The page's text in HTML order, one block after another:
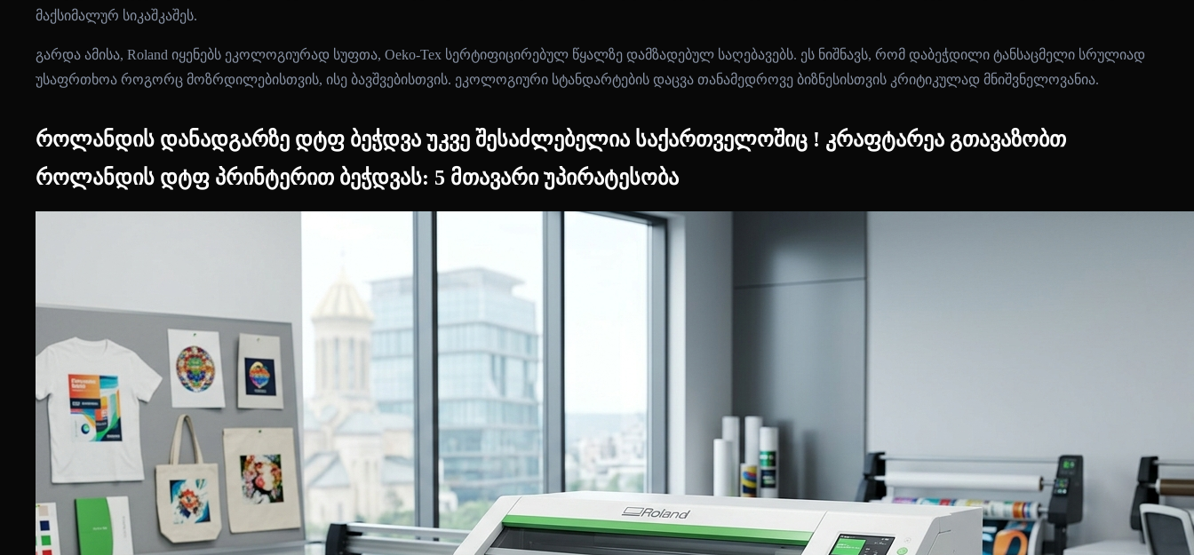
მაქსიმალურ სიკაშკაშეს.
გარდა ამისა, Roland იყენებს ეკოლოგიურად სუფთა, Oeko-Tex სერტიფიცირებულ წყალზე დამზადებულ საღებავებს. ეს ნიშნავს, რომ დაბეჭდილი ტანსაცმელი სრულიად
უსაფრთხოა როგორც მოზრდილებისთვის, ისე ბავშვებისთვის. ეკოლოგიური სტანდარტების დაცვა თანამედროვე ბიზნესისთვის კრიტიკულად მნიშვნელოვანია.
როლანდის დანადგარზე დტფ ბეჭდვა უკვე შესაძლებელია საქართველოშიც ! კრაფტარეა გთავაზობთ
როლანდის დტფ პრინტერით ბეჭდვას: 5 მთავარი უპირატესობა